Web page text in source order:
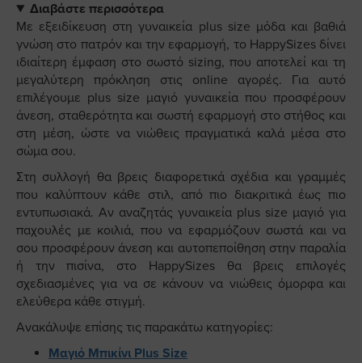
Διαβάστε περισσότερα
Με εξειδίκευση στη γυναικεία plus size μόδα και βαθιά
γνώση στο πατρόν και την εφαρμογή, το HappySizes δίνει
ιδιαίτερη έμφαση στο σωστό sizing, που αποτελεί και τη
μεγαλύτερη πρόκληση στις online αγορές. Για αυτό
επιλέγουμε plus size μαγιό γυναικεία που προσφέρουν
άνεση, σταθερότητα και σωστή εφαρμογή στο στήθος και
στη μέση, ώστε να νιώθεις πραγματικά καλά μέσα στο
σώμα σου.
Στη συλλογή θα βρεις διαφορετικά σχέδια και γραμμές
που καλύπτουν κάθε στιλ, από πιο διακριτικά έως πιο
εντυπωσιακά. Αν αναζητάς γυναικεία plus size μαγιό για
παχουλές με κοιλιά, που να εφαρμόζουν σωστά και να
σου προσφέρουν άνεση και αυτοπεποίθηση στην παραλία
ή την πισίνα, στο HappySizes θα βρεις επιλογές
σχεδιασμένες για να σε κάνουν να νιώθεις όμορφα και
ελεύθερα κάθε στιγμή.
Ανακάλυψε επίσης τις παρακάτω κατηγορίες:
Μαγιό Μπικίνι Plus Size